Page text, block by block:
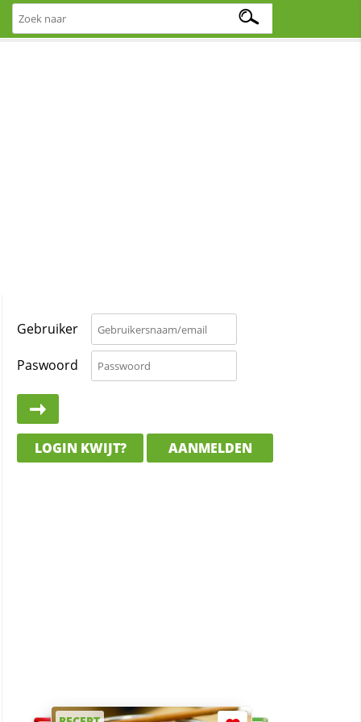
Gebruiker
Paswoord
LOGIN KWIJT? AANMELDEN